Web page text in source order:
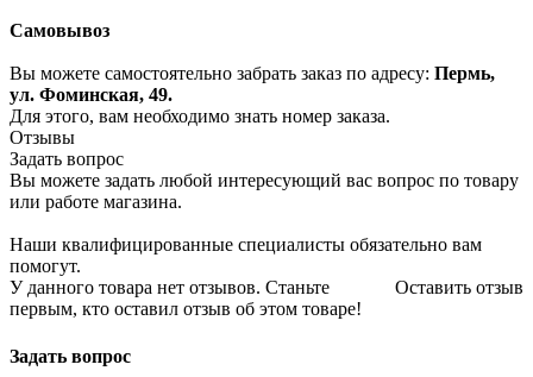
Самовывоз
Вы можете самостоятельно забрать заказ по адресу: Пермь,
ул. Фоминская, 49.
Для этого, вам необходимо знать номер заказа.
Отзывы
Задать вопрос
Вы можете задать любой интересующий вас вопрос по товару
или работе магазина.
Наши квалифицированные специалисты обязательно вам
помогут.
Оставить отзыв
У данного товара нет отзывов. Станьте
первым, кто оставил отзыв об этом товаре!
Задать вопрос